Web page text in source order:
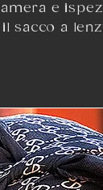
e
sacco a